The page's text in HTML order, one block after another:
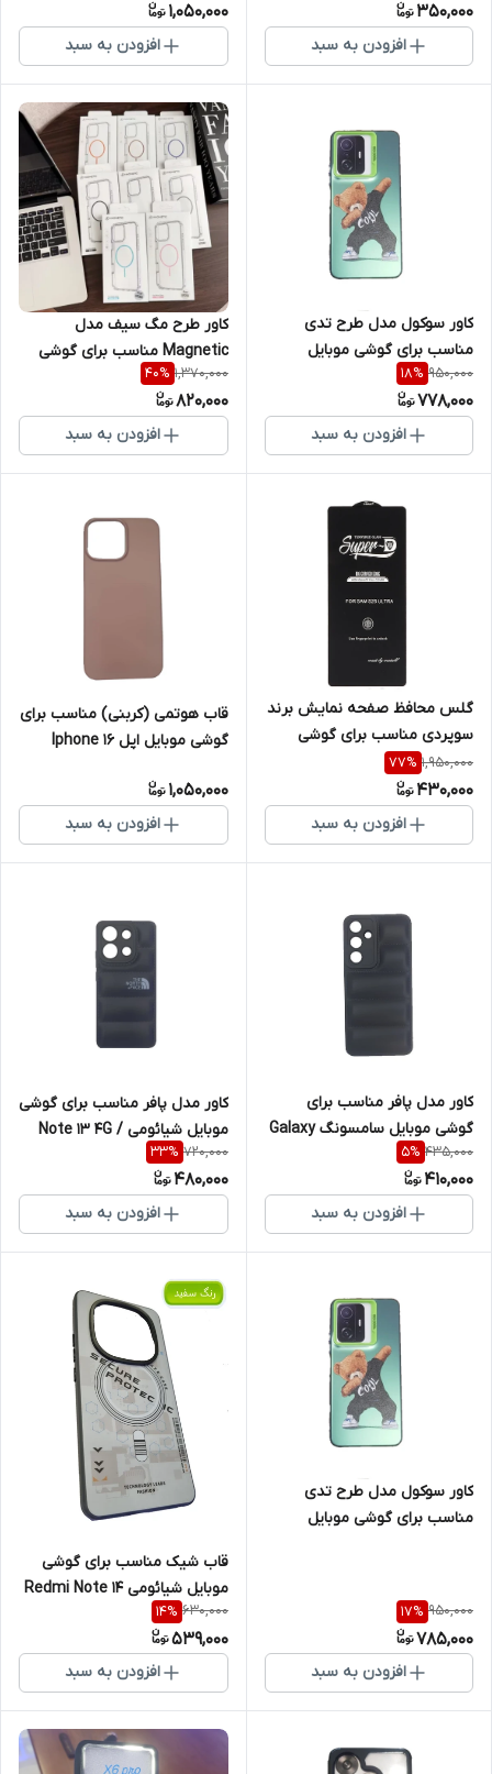
350,000
افزودن به سبد
1,050,000
افزودن به سبد
کاور سوکول مدل طرح تدی
مناسب برای گوشی موبایل
شیائومی Note 13 pro 4G
950,000
18%
778,000
افزودن به سبد
کاور طرح مگ سیف مدل
Magnetic مناسب برای گوشی
موبایل سامسونگ Galaxy A56
1,370,000
40%
820,000
افزودن به سبد
گلس محافظ صفحه نمایش برند
سوپردی مناسب برای گوشی
Ultra
1,950,000
77%
430,000
افزودن به سبد
قاب هوتمی (کربنی) مناسب برای
گوشی موبایل اپل Iphone 16
1,050,000
افزودن به سبد
کاور مدل پافر مناسب برای
گوشی موبایل سامسونگ Galaxy
S23 FE
435,000
5%
410,000
افزودن به سبد
کاور مدل پافر مناسب برای گوشی
موبایل شیائومی Note 13 4G /
Poco M7 Pro
720,000
33%
480,000
افزودن به سبد
کاور سوکول مدل طرح تدی
مناسب برای گوشی موبایل
950,000
17%
785,000
افزودن به سبد
قاب شیک مناسب برای گوشی
موبایل شیائومی Redmi Note 14
Pro 5G
630,000
14%
539,000
افزودن به سبد